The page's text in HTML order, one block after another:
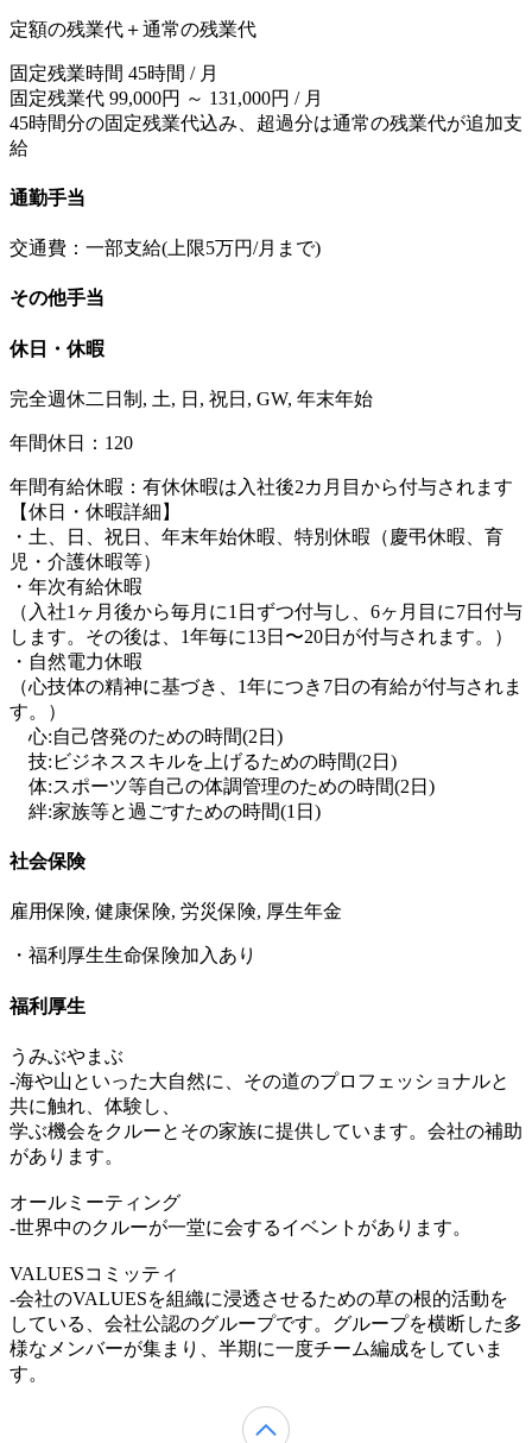
定額の残業代＋通常の残業代
固定残業時間 45時間 / 月
固定残業代 99,000円 ～ 131,000円 / 月
45時間分の固定残業代込み、超過分は通常の残業代が追加支
給
通勤手当
交通費：一部支給(上限5万円/月まで)
その他手当
休日・休暇
完全週休二日制, 土, 日, 祝日, GW, 年末年始
年間休日：120
年間有給休暇：有休休暇は入社後2カ月目から付与されます
【休日・休暇詳細】
・土、日、祝日、年末年始休暇、特別休暇（慶弔休暇、育
児・介護休暇等）
・年次有給休暇
（入社1ヶ月後から毎月に1日ずつ付与し、6ヶ月目に7日付与
します。その後は、1年毎に13日〜20日が付与されます。）
・自然電力休暇
（心技体の精神に基づき、1年につき7日の有給が付与されま
す。）
心:自己啓発のための時間(2日)
技:ビジネススキルを上げるための時間(2日)
体:スポーツ等自己の体調管理のための時間(2日)
絆:家族等と過ごすための時間(1日)
社会保険
雇用保険, 健康保険, 労災保険, 厚生年金
・福利厚生生命保険加入あり
福利厚生
うみぶやまぶ
-海や山といった大自然に、その道のプロフェッショナルと
共に触れ、体験し、
学ぶ機会をクルーとその家族に提供しています。会社の補助
があります。
オールミーティング
-世界中のクルーが一堂に会するイベントがあります。
VALUESコミッティ
-会社のVALUESを組織に浸透させるための草の根的活動を
している、会社公認のグループです。グループを横断した多
様なメンバーが集まり、半期に一度チーム編成をしていま
す。